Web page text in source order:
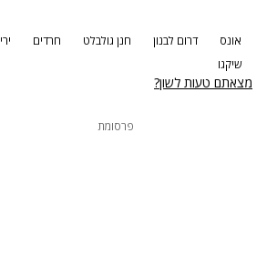
אונס דרום לבנון חנן גולבלט חרדים ירי
שיקגו
מצאתם טעות לשון?
פרסומת